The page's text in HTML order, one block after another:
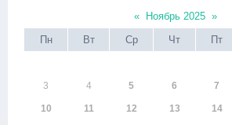
« Ноябрь 2025 »
Пн
Вт Ср Чт Пт
3 4 5 6 7
10 11 12 13 14